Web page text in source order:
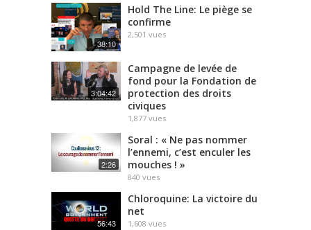
38:10
Hold The Line: Le piège se
confirme
2,501 vues
3:04:42
Campagne de levée de
fond pour la Fondation de
protection des droits
civiques
1,877 vues
2:26
Soral : « Ne pas nommer
l’ennemi, c’est enculer les
mouches ! »
840 vues
56:43
Chloroquine: La victoire du
net
1,608 vues